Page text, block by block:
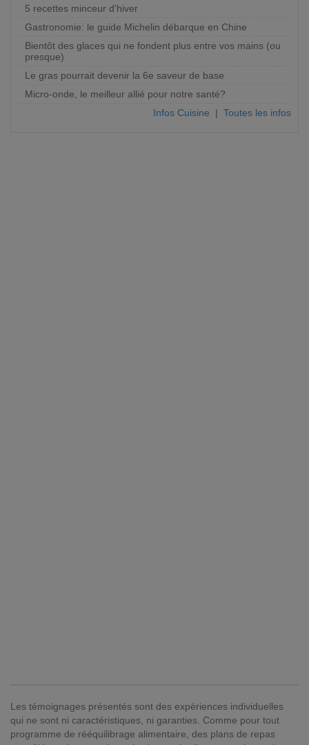
5 recettes minceur d'hiver
Gastronomie: le guide Michelin débarque en Chine
Bientôt des glaces qui ne fondent plus entre vos mains (ou
presque)
Le gras pourrait devenir la 6e saveur de base
Micro-onde, le meilleur allié pour notre santé?
Infos Cuisine | Toutes les infos
Les témoignages présentés sont des expériences individuelles
qui ne sont ni caractéristiques, ni garanties. Comme pour tout
programme de rééquilibrage alimentaire, des plans de repas